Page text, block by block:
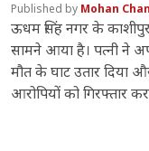
Mohan
ऊधम सिंह नगर के काशीपुर
सामने आया है। पत्नी ने
मौत के घाट उतार दिया
आरोपियों को गिरफ्तार